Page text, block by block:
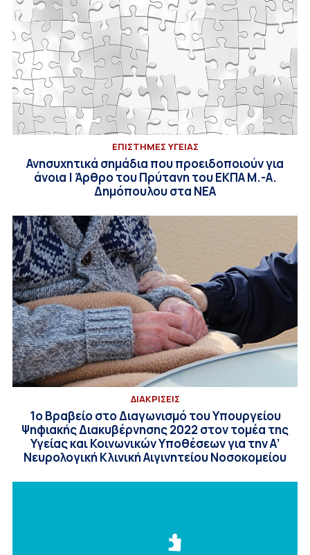
ΕΠΙΣΤΗΜΕΣ ΥΓΕΙΑΣ
Ανησυχητικά σημάδια που προειδοποιούν για
άνοια | Άρθρο του Πρύτανη του ΕΚΠΑ Μ.-Α.
Δημόπουλου στα ΝΕΑ
ΔΙΑΚΡΙΣΕΙΣ
1ο Βραβείο στο Διαγωνισμό του Υπουργείου
Ψηφιακής Διακυβέρνησης 2022 στον τομέα της
Υγείας και Κοινωνικών Υποθέσεων για την Α’
Νευρολογική Κλινική Αιγινητείου Νοσοκομείου